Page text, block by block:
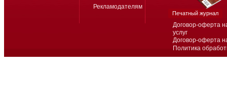
Договор-оферта
услуг
Договор-оферта
Политика
Рекламодателям
Печатный журнал